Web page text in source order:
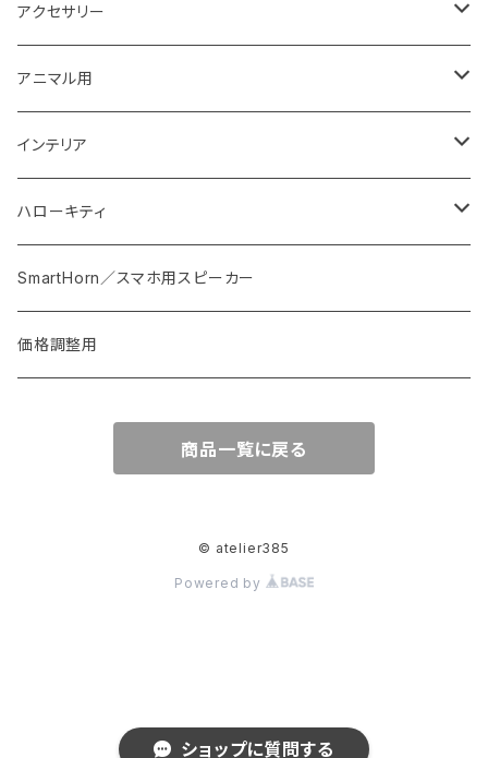
ショップに質問する
食器セット
丼・鉢
湯冷まし
箸置き
マドラー
おはじき
紐
スプーン・フォーク・カトラリー
アクセサリー
イヤリング・ノンホール
ピアス
ストラップ
ブローチ
アニマル用
梟用水入れ
インテリア
ウエルカムプレート
花器
椅子・テーブル
ハローキティ
皿
バッグ
SmartHorn／スマホ用スピーカー
価格調整用
商品一覧に戻る
© atelier385
Powered by